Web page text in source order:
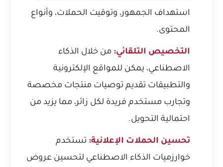
استهداف الجمهور، وتوقيت الحملات، وأنواع
المحتوى.
التخصيص التلقائي: من خلال الذكاء
الاصطناعي، يمكن للمواقع الإلكترونية
والتطبيقات تقديم توصيات منتجات مخصصة
وتجارب مستخدم فريدة لكل زائر، مما يزيد من
احتمالية التحويل.
تحسين الحملات الإعلانية: تستخدم
خوارزميات الذكاء الاصطناعي لتحسين عروض